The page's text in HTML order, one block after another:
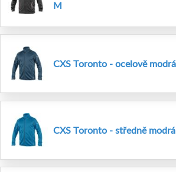
M
CXS Toronto - ocelově
CXS Toronto - středně